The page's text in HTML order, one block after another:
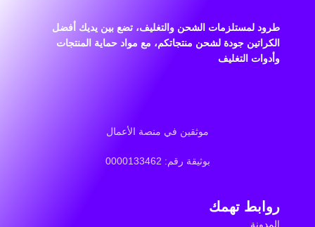
طرود لمستلزمات الشحن والتغليف، تضع بين يديك أفضل
الكراتين جودة لشحن منتجاتكم، مع مواد حماية المنتجات
وأدوات التغليف
موثقين في منصة الأعمال
بوثيقة رقم: 0000133462
روابط تهمك
المدونة